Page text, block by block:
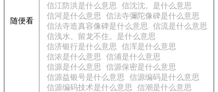
随便看
信江防洪是什么意思
信沈沈。是什么意思
信河是什么意思
信法寺彌陀像碑是什么意思
信法寺造真容像碑是什么意思
信流是什么意思
信浅水、留龙不住。是什么意思
信济银行是什么意思
信浑是什么意思
信浓是什么意思
信浦是什么意思
信源是什么意思
信源保密是什么意思
信源益银号是什么意思
信源编码是什么意思
信源编码技术是什么意思
信潮是什么意思